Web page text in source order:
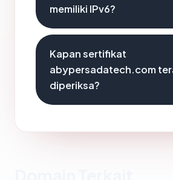
memiliki IPv6?
Kapan sertifikat
abypersadatech.com
diperiksa?